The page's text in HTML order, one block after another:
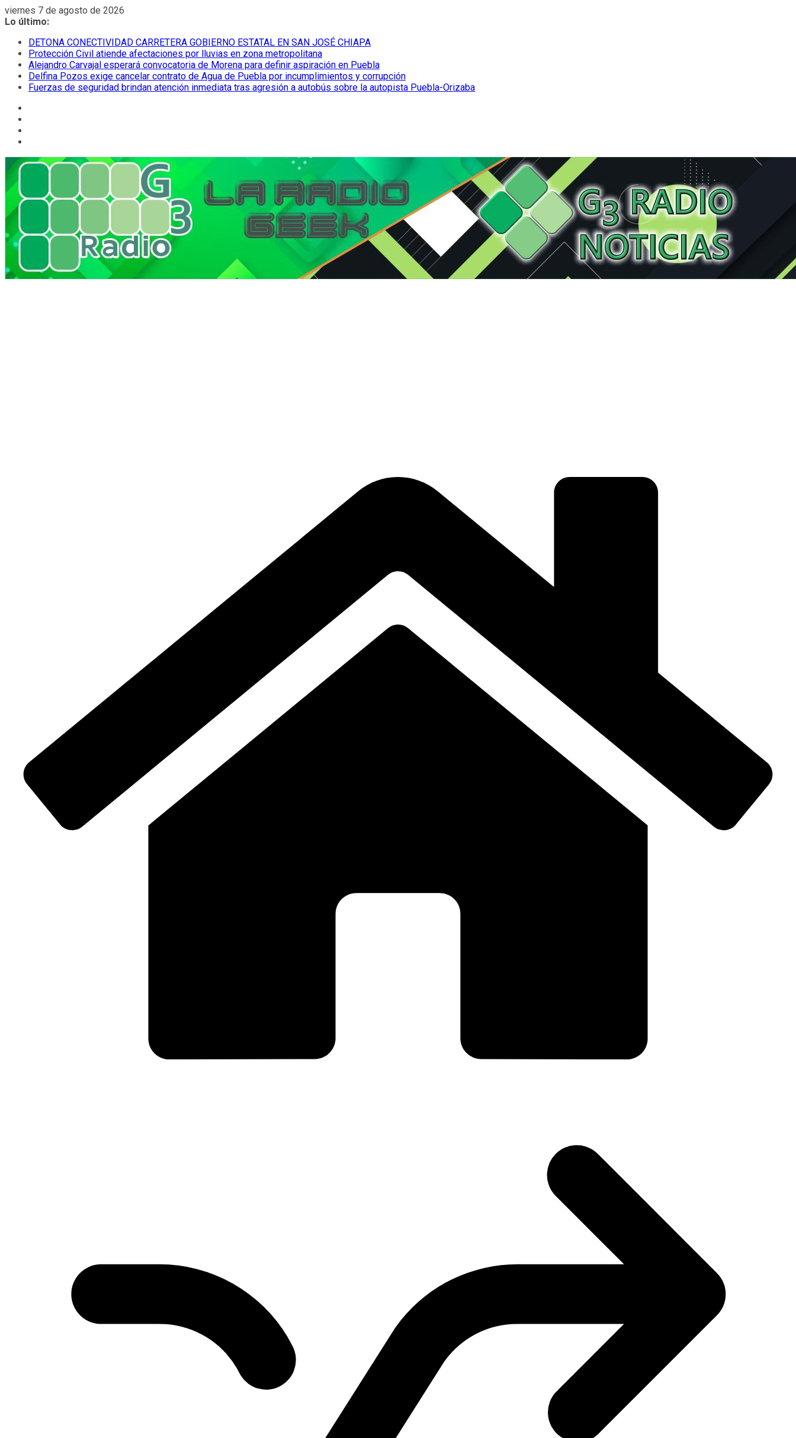
Saltar
al
viernes 7 de agosto de 2026
Lo último:
DETONA CONECTIVIDAD CARRETERA GOBIERNO ESTATAL EN SAN JOSÉ CHIAPA
Protección Civil atiende afectaciones por lluvias en zona metropolitana
Alejandro Carvajal esperará convocatoria de Morena para definir aspiración en Puebla
Delfina Pozos exige cancelar contrato de Agua de Puebla por incumplimientos y corrupción
Fuerzas de seguridad brindan atención inmediata tras agresión a autobús sobre la autopista Puebla-Orizaba